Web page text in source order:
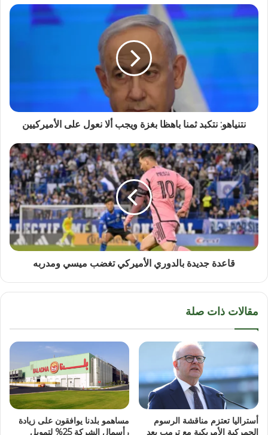
نتنياهو: نتكبد ثمنا باهظا بغزة ويجب ألا نعول على الأميركيين
قاعدة جديدة بالدوري الأميركي تغضب ميسي ومدربه
مقالات ذات صلة
أستراليا تعتزم مناقشة الرسوم
الجمركية الأمريكية مع ترمب بعد
مساهمو بلدنا يوافقون على زيادة
رأسمال الشركة 25% لتمويل